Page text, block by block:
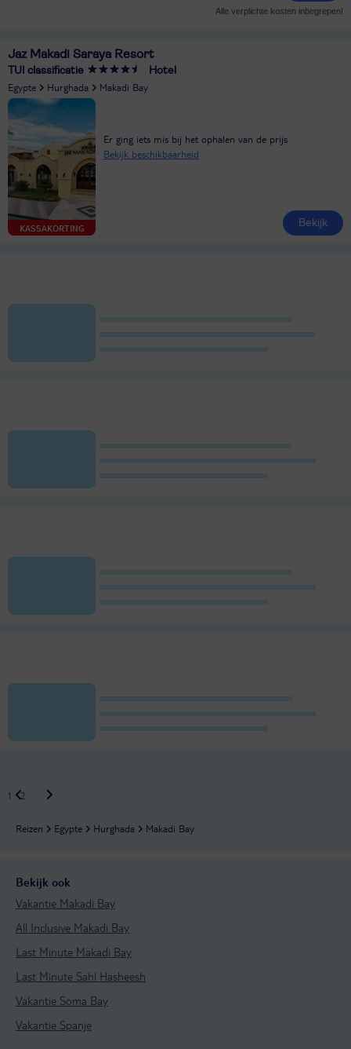
Alle verplichte kosten inbegrepen!
Jaz Makadi Saraya Resort
TUI classificatie Hotel
Egypte Hurghada Makadi Bay
KASSAKORTING
Er ging iets mis bij het ophalen van de prijs
Bekijk beschikbaarheid
Bekijk
1 2
Reizen Egypte Hurghada Makadi Bay
Bekijk ook
Vakantie Makadi Bay
All Inclusive Makadi Bay
Last Minute Makadi Bay
Last Minute Sahl Hasheesh
Vakantie Soma Bay
Vakantie Spanje